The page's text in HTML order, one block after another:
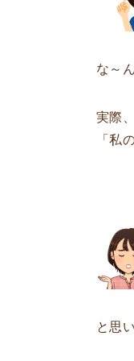
な～
実際
「私
と思